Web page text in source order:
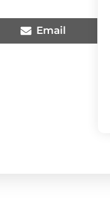
Email